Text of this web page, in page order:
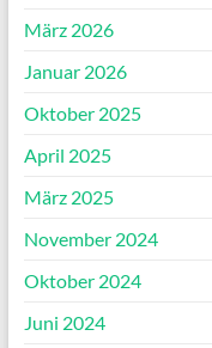
März 2026
Januar 2026
Oktober 2025
April 2025
März 2025
November 2024
Oktober 2024
Juni 2024